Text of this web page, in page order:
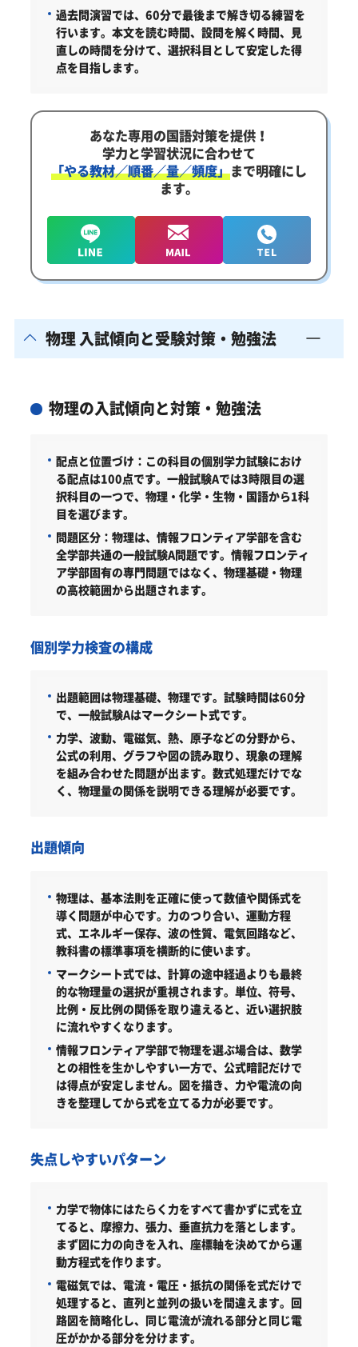
過去問演習では、60分で最後まで解き切る練習を
行います。本文を読む時間、設問を解く時間、見
直しの時間を分けて、選択科目として安定した得
点を目指します。
あなた専用の国語対策を提供！
学力と学習状況に合わせて
「やる教材／順番／量／頻度」まで明確にし
ます。
物理 入試傾向と受験対策・勉強法
物理の入試傾向と対策・勉強法
配点と位置づけ： この科目の個別学力試験におけ
る配点は100点です。一般試験Aでは3時限目の選
択科目の一つで、物理・化学・生物・国語から1科
目を選びます。
問題区分： 物理は、情報フロンティア学部を含む
全学部共通の一般試験A問題です。情報フロンティ
ア学部固有の専門問題ではなく、物理基礎・物理
の高校範囲から出題されます。
個別学力検査の構成
出題範囲は物理基礎、物理です。試験時間は60分
で、一般試験Aはマークシート式です。
力学、波動、電磁気、熱、原子などの分野から、
公式の利用、グラフや図の読み取り、現象の理解
を組み合わせた問題が出ます。数式処理だけでな
く、物理量の関係を説明できる理解が必要です。
出題傾向
物理は、基本法則を正確に使って数値や関係式を
導く問題が中心です。力のつり合い、運動方程
式、エネルギー保存、波の性質、電気回路など、
教科書の標準事項を横断的に使います。
マークシート式では、計算の途中経過よりも最終
的な物理量の選択が重視されます。単位、符号、
比例・反比例の関係を取り違えると、近い選択肢
に流れやすくなります。
情報フロンティア学部で物理を選ぶ場合は、数学
との相性を生かしやすい一方で、公式暗記だけで
は得点が安定しません。図を描き、力や電流の向
きを整理してから式を立てる力が必要です。
失点しやすいパターン
力学で物体にはたらく力をすべて書かずに式を立
てると、摩擦力、張力、垂直抗力を落とします。
まず図に力の向きを入れ、座標軸を決めてから運
動方程式を作ります。
電磁気では、電流・電圧・抵抗の関係を式だけで
処理すると、直列と並列の扱いを間違えます。回
路図を簡略化し、同じ電流が流れる部分と同じ電
圧がかかる部分を分けます。